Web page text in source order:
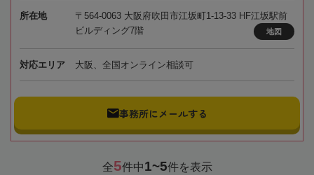
所在地
〒564-0063 大阪府吹田市江坂町1-13-33 HF江坂駅前
ビルディング7階
地図
対応エリア 大阪、全国オンライン相談可
事務所にメールする
全5件中1~5件を表示